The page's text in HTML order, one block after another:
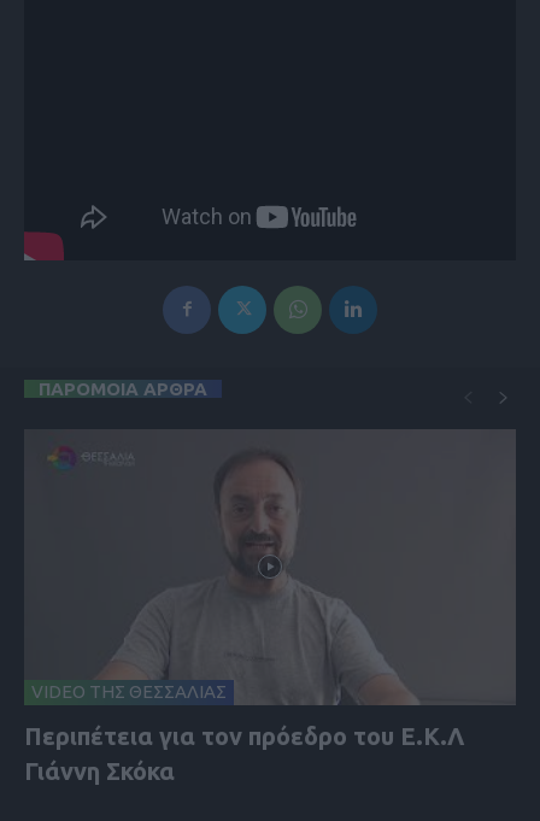
ΠΑΡΟΜΟΙΑ ΑΡΘΡΑ
VIDEO ΤΗΣ ΘΕΣΣΑΛΙΑΣ
Περιπέτεια για τον πρόεδρο του Ε.Κ.Λ
Γιάννη Σκόκα